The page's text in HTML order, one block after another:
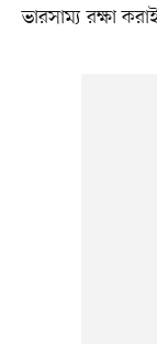
ভারসাম্য রক্ষা